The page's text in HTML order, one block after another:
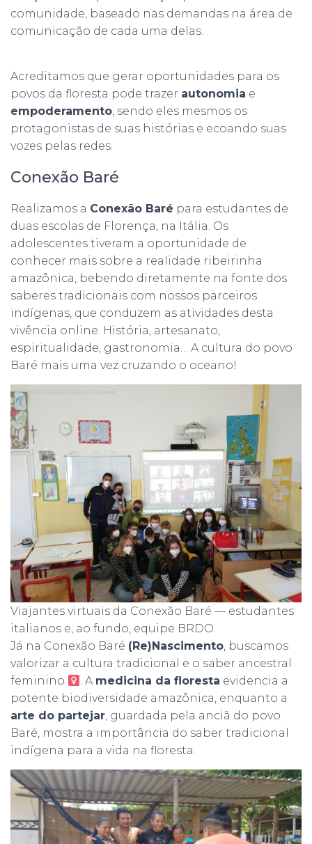
comunidade, baseado nas demandas na área de
comunicação de cada uma delas.
Acreditamos que gerar oportunidades para os
povos da floresta pode trazer autonomia e
empoderamento , sendo eles mesmos os
protagonistas de suas histórias e ecoando suas
vozes pelas redes.
Conexão Baré
Realizamos a Conexão Baré para estudantes de
duas escolas de Florença, na Itália. Os
adolescentes tiveram a oportunidade de
conhecer mais sobre a realidade ribeirinha
amazônica, bebendo diretamente na fonte dos
saberes tradicionais com nossos parceiros
indígenas, que conduzem as atividades desta
vivência online. História, artesanato,
espiritualidade, gastronomia… A cultura do povo
Baré mais uma vez cruzando o oceano!
Viajantes virtuais da Conexão Baré — estudantes
italianos e, ao fundo, equipe BRDO.
Já na Conexão Baré (Re)Nascimento, buscamos
valorizar a cultura tradicional e o saber ancestral
feminino
. A medicina da floresta evidencia a
potente biodiversidade amazônica, enquanto a
arte do partejar, guardada pela anciã do povo
Baré, mostra a importância do saber tradicional
indígena para a vida na floresta.